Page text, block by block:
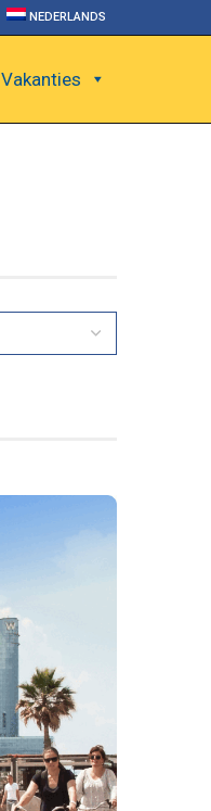
NEDERLANDS
Vakanties